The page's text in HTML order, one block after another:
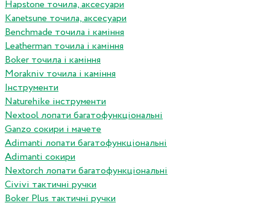
Hapstone точила, аксесуари
Kanetsune точила, аксесуари
Benchmade точила і каміння
Leatherman точила і каміння
Boker точила і каміння
Morakniv точила і каміння
Інструменти
Naturehike інструменти
Nextool лопати багатофункціональні
Ganzo сокири і мачете
Adimanti лопати багатофункціональні
Adimanti сокири
Nextorch лопати багатофункціональні
Сivivi тактичні ручки
Boker Plus тактичні ручки